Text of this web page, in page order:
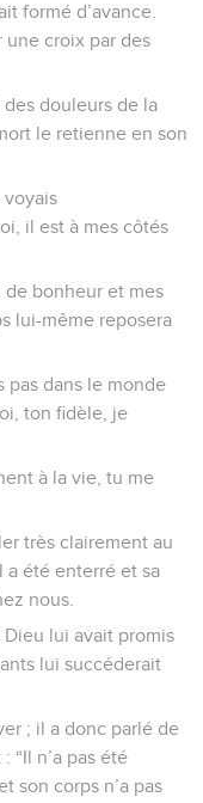
formé d’avance.
une croix par des
des douleurs de la
le retienne en son
voyais
il est à mes côtés
bonheur et mes
lui-même reposera
pas dans le monde
ton fidèle, je
à la vie, tu me
très clairement au
a été enterré et sa
nous.
lui avait promis
lui succéderait
; il a donc parlé de
“Il n’a pas été
son corps n’a pas